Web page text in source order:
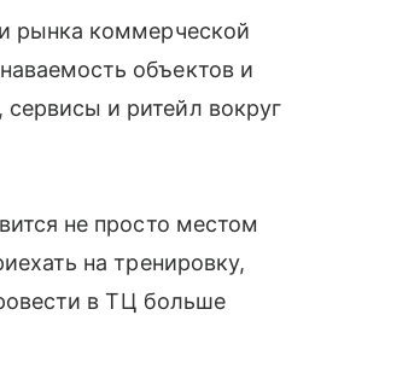
рынка коммерческой
объектов и
и ритейл вокруг
не просто местом
на тренировку,
в ТЦ больше